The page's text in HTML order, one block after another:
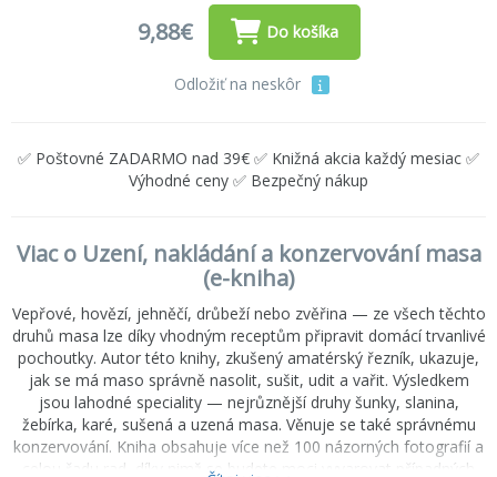
9,88€ Do košíka
Odložiť na neskôr
✅ Poštovné ZADARMO nad 39€ ✅ Knižná akcia každý mesiac ✅
Výhodné ceny ✅ Bezpečný nákup
Viac o Uzení, nakládání a konzervování masa
(e-kniha)
Vepřové, hovězí, jehněčí, drůbeží nebo zvěřina — ze všech těchto
druhů masa lze díky vhodným receptům připravit domácí trvanlivé
pochoutky. Autor této knihy, zkušený amatérský řezník, ukazuje,
jak se má maso správně nasolit, sušit, udit a vařit. Výsledkem
jsou lahodné speciality — nejrůznější druhy šunky, slanina,
žebírka, karé, sušená a uzená masa. Věnuje se také správnému
konzervování. Kniha obsahuje více než 100 názorných fotografií a
celou řadu rad, díky nimž se budete moci vyvarovat případných